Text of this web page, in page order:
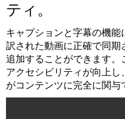
ティ。
キャプションと字幕の機
訳された動画に正確で同期
追加することができます
アクセシビリティが向上し
がコンテンツに完全に関与